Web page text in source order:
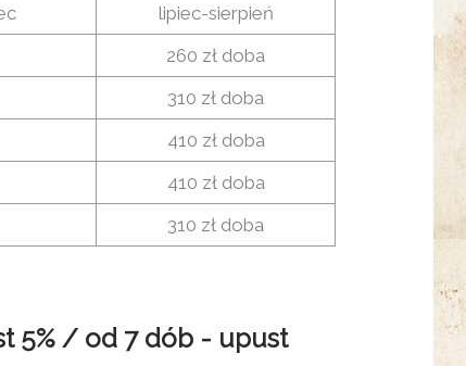
lipiec-sierpień
260 zł doba
310 zł doba
410 zł doba
410 zł doba
310 zł doba
5% / od 7 dób - upust